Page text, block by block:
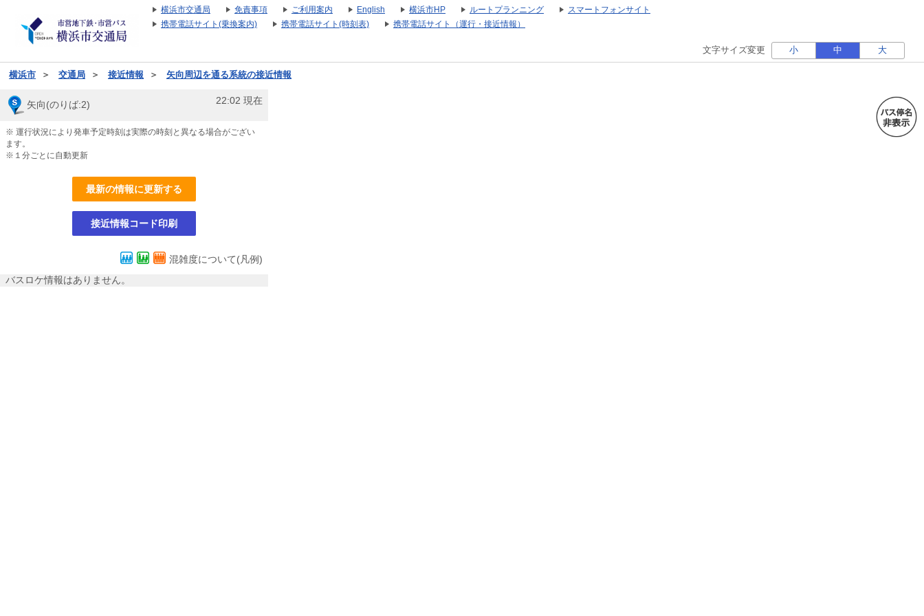
横浜市交通局 免責事項 ご利用案内 English 横浜市HP ルートプランニング
スマートフォンサイト
携帯電話サイト(乗換案内)
携帯電話サイト(時刻表) 携帯電話サイト（運行・接近情報）
文字サイズ変更 小 中 大
横浜市 ＞ 交通局 ＞ 接近情報 ＞ 矢向周辺を通る系統の接近情報
矢向(のりば:2) 22:02 現在
※ 運行状況により発車予定時刻は実際の時刻と異なる場合がござい
ます。
※１分ごとに自動更新
最新の情報に更新する
接近情報コード印刷
混雑度について(凡例)
バスロケ情報はありません。